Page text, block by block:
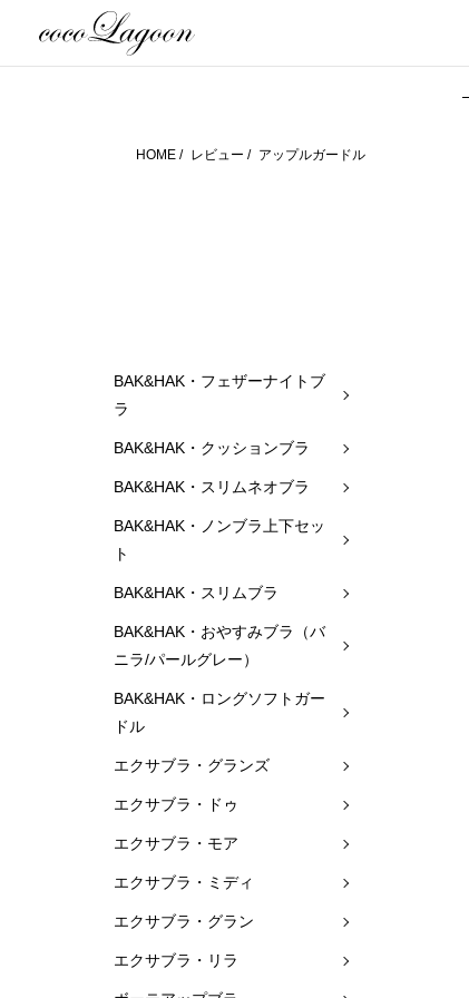
HOME レビュー アップルガードル
BAK&HAK・フェザーナイトブ
ラ
BAK&HAK・クッションブラ
BAK&HAK・スリムネオブラ
BAK&HAK・ノンブラ上下セッ
ト
BAK&HAK・スリムブラ
BAK&HAK・おやすみブラ（バ
ニラ/パールグレー）
BAK&HAK・ロングソフトガー
ドル
エクサブラ・グランズ
エクサブラ・ドゥ
エクサブラ・モア
エクサブラ・ミディ
エクサブラ・グラン
エクサブラ・リラ